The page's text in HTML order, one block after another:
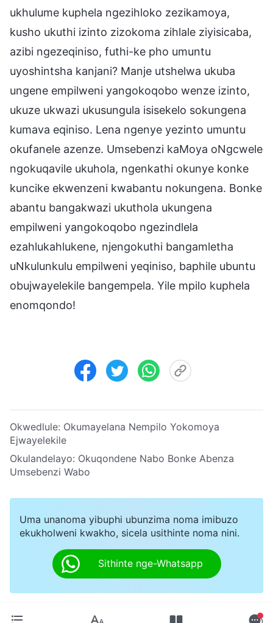
ukhulume kuphela ngezihloko zezikamoya,
kusho ukuthi izinto zizokoma zihlale ziyisicaba,
azibi ngezeqiniso, futhi-ke pho umuntu
uyoshintsha kanjani? Manje utshelwa ukuba
ungene empilweni yangokoqobo wenze izinto,
ukuze ukwazi ukusungula isisekelo sokungena
kumava eqiniso. Lena ngenye yezinto umuntu
okufanele azenze. Umsebenzi kaMoya oNgcwele
ngokuqavile ukuhola, ngenkathi okunye konke
kuncike ekwenzeni kwabantu nokungena. Bonke
abantu bangakwazi ukuthola ukungena
empilweni yangokoqobo ngezindlela
ezahlukahlukene, njengokuthi bangamletha
uNkulunkulu empilweni yeqiniso, baphile ubuntu
obujwayelekile bangempela. Yile mpilo kuphela
enomqondo!
Okwedlule: Okumayelana Nempilo Yokomoya
Ejwayelekile
Okulandelayo: Okuqondene Nabo Bonke Abenza
Umsebenzi Wabo
Uma unanoma yibuphi ubunzima noma imibuzo
ekukholweni kwakho, sicela usithinte noma nini.
Sithinte nge-Whatsapp